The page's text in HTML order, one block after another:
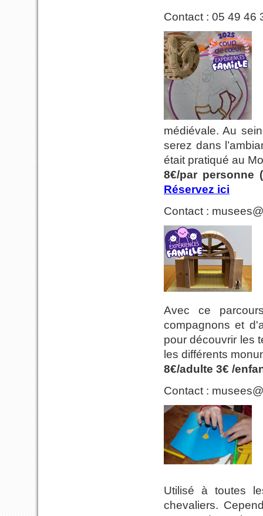
Contact : 05 49 46
médiévale. Au
serez dans
était pratiqué au
8€/par personne
Réservez ici
Contact :
Avec ce
compagnons et
pour découvrir les
les différents
8€/adulte 3€ /
Contact :
Utilisé à toutes
chevaliers.